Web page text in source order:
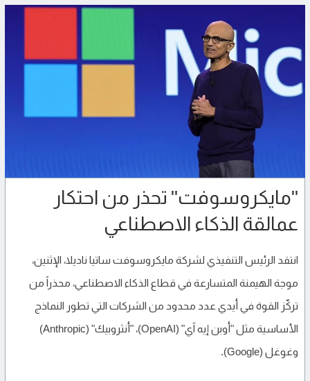
"مايكروسوفت" تحذر من احتكار
عمالقة الذكاء الاصطناعي
انتقد الرئيس التنفيذي لشركة مايكروسوفت ساتيا ناديلا، الإثنين،
موجة الهيمنة المتسارعة في قطاع الذكاء الاصطناعي، محذراً من
تركّز القوة في أيدي عدد محدود من الشركات التي تطور النماذج
الأساسية مثل "أوبن إيه آي" (OpenAI)، "أنثروبيك" (Anthropic)
وغوغل (Google).